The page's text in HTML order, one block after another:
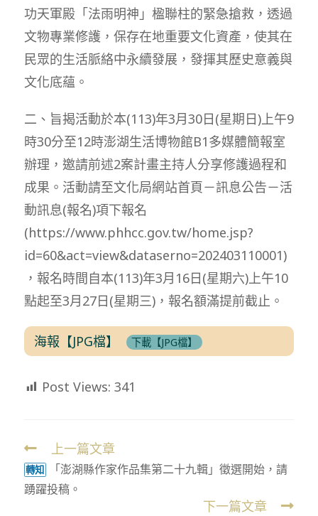
功天軍殿「法雨明神」楹聯柱的緊急搶救，透過
文物專業修護，保存在地重要文化資產，使其在
民眾的生活脈絡中永續發展，發揮其歷史意義與
文化底蘊。
二、旨揭活動於本(113)年3月30日(星期日)上午9
時30分至12時澎湖生活博物館B1多媒體簡報室
辦理，邀請前述2案計畫主持人分享修護過程和
成果。活動請至文化局網站首頁－訊息公告－活
動訊息(報名)項下報名
(https://www.phhcc.gov.tw/home.jsp?
id=60&act=view&dataserno=202403110001)
，報名時間自本(113)年3月16日(星期六)上午10
點起至3月27日(星期三)，報名額滿提前截止。
海報【JPG檔】 下載【JPG檔】
Post Views: 341
Read
more
articles
上一篇文章
轉知
「澎湖縣作家作品集第二十九輯」徵選開始，請
踴躍投稿。
下一篇文章